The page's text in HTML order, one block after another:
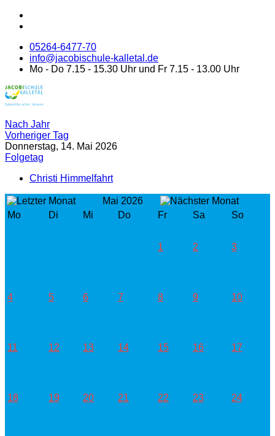
05264-6477-70
info@jacobischule-kalletal.de
Mo - Do 7.15 - 15.30 Uhr und Fr 7.15 - 13.00 Uhr
Nach Jahr
Vorheriger Tag
Donnerstag, 14. Mai 2026
Folgetag
Christi Himmelfahrt
Mai 2026
Mo
Di Mi Do Fr Sa So
1 2 3
4 5 6 7 8 9 10
11 12 13 14 15 16 17
18 19 20 21 22 23 24